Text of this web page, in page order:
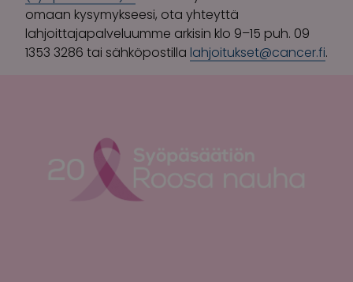
omaan kysymykseesi, ota yhteyttä
lahjoittajapalveluumme arkisin klo 9–15 puh. 09
1353 3286 tai sähköpostilla lahjoitukset@cancer.fi.